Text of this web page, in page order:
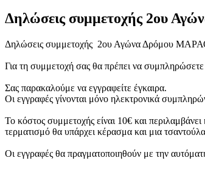
Δηλώσεις συμμετοχής 2ου
Δηλώσεις συμμετοχής 2ου Αγώνα Δρόμου
Για τη συμμετοχή σας θα πρέπει να
Σας παρακαλούμε να εγγραφείτε έγκαιρα.
Οι εγγραφές γίνονται μόνο ηλεκτρονικά
Το κόστος συμμετοχής είναι 10€ και
τερματισμό θα υπάρχει κέρασμα και μια
Οι εγγραφές θα πραγματοποιηθούν με την